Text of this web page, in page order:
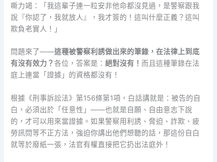
嘶力竭：「我這輩子連一粒安非他命都沒見過，是警察跟我
說『你認了，我就放人』，我才簽的！這叫什麼正義？這叫
欺負老實人！」
問題來了——這種被警察利誘做出來的筆錄，在法律上到底
有沒有效力？各位，答案是：絕對沒有！而且這種筆錄在法
庭上連當「證據」的資格都沒有！
根據《刑事訴訟法》第156條第1項，白話講就是：被告的自
白，必須出於「任意性」——也就是自願、自由意志下說
的，才可以用來當證據。如果警察用利誘、脅迫、詐欺、疲
勞訊問等不正方法，強迫你講出他們想聽的話，那這份自白
就等於廢紙一張，法官有權直接把它扔出法庭外！